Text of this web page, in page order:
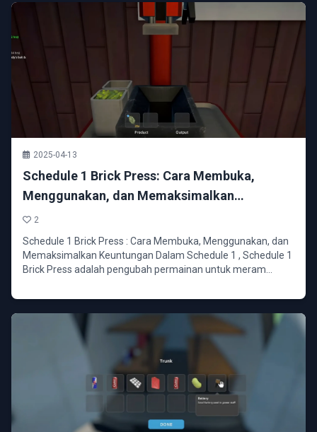
2025-04-13
Schedule 1 Brick Press: Cara Membuka,
Menggunakan, dan Memaksimalkan
Keuntungan
2
Schedule 1 Brick Press : Cara Membuka, Menggunakan, dan
Memaksimalkan Keuntungan Dalam Schedule 1 , Schedule 1
Brick Press adalah pengubah permainan untuk meram...